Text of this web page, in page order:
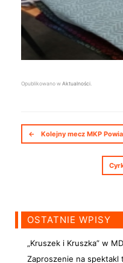
Opublikowano w Aktualności.
Nawigacja
← Kolejny mecz MKP
OSTATNIE WPISY
„Kruszek i Kruszka” w
Zaproszenie na spektakl